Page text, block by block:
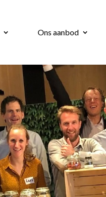
Ons aanbod